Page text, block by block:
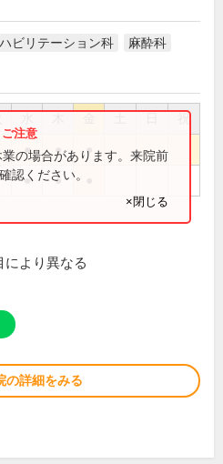
ビリテーション科 麻酔科
祝
● ● ●
● ●
の場合があります。来院前
認ください。
×閉じる
により異なる
の詳細をみる